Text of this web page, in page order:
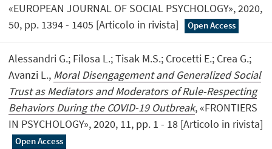
«EUROPEAN JOURNAL OF SOCIAL PSYCHOLOGY», 2020,
50, pp. 1394 - 1405 [Articolo in rivista]
Open Access
Alessandri G.; Filosa L.; Tisak M.S.; Crocetti E.; Crea G.;
Avanzi L., Moral Disengagement and Generalized Social
Trust as Mediators and Moderators of Rule-Respecting
Behaviors During the COVID-19 Outbreak, «FRONTIERS
IN PSYCHOLOGY», 2020, 11, pp. 1 - 18 [Articolo in rivista]
Open Access